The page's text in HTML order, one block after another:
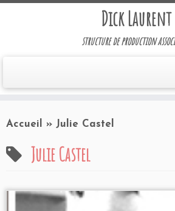
Dick Laurent
structure de production
Accueil » Julie Castel
Julie Castel